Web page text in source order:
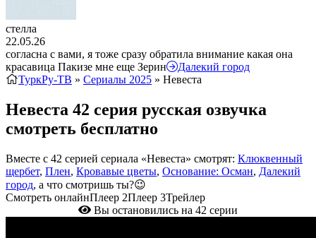
стелла
22.05.26
согласна с вами, я тоже сразу обратила внимание какая она
красавица Пакизе мне еще Зерин
Далекий город
ТуркРу-ТВ » Сериалы 2025 » Невеста
Невеста 42 серия русская озвучка
смотреть бесплатно
Вместе с 42 серией сериала «Невеста» смотрят: Клюквенный
щербет, Плен, Кровавые цветы, Основание: Осман, Далекий
город, а что смотришь ты?😉
Смотреть онлайнПлеер 2Плеер 3Трейлер
Вы остановились на 42 серии